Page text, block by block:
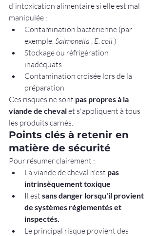
d'intoxication alimentaire si elle est mal
manipulée :
Contamination bactérienne (par
exemple, Salmonella E. coli )
Stockage ou réfrigération
inadéquats
Contamination croisée lors de la
préparation
Ces risques ne sont pas propres à la
viande de cheval et s'appliquent à tous
les produits carnés.
Points clés à retenir en
matière de sécurité
Pour résumer clairement :
La viande de cheval n'est pas
intrinsèquement toxique
Il est sans danger lorsqu'il provient
de systèmes réglementés et
inspectés.
Le principal risque provient des